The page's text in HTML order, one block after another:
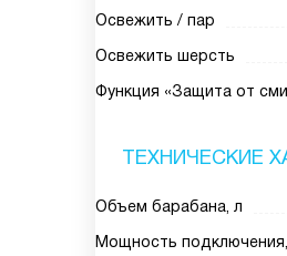
Освежить / пар
Освежить шерсть
Функция «Защита от
ТЕХНИЧЕСКИЕ
Объем барабана, л
Мощность